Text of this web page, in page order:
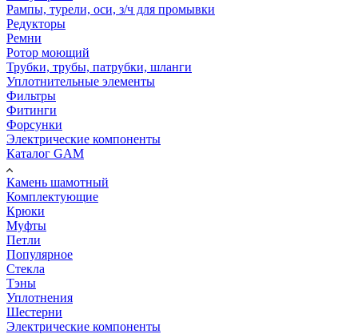
Рампы, турели, оси, з/ч для промывки
Редукторы
Ремни
Ротор моющий
Трубки, трубы, патрубки, шланги
Уплотнительные элементы
Фильтры
Фитинги
Форсунки
Электрические компоненты
Каталог GAM
Камень шамотный
Комплектующие
Крюки
Муфты
Петли
Популярное
Стекла
Тэны
Уплотнения
Шестерни
Электрические компоненты